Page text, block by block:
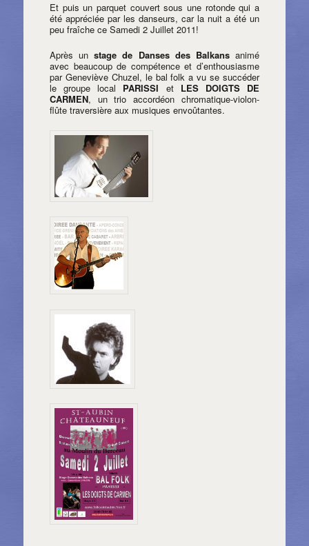
Et puis un parquet couvert sous une rotonde qui a
été appréciée par les danseurs, car la nuit a été un
peu fraîche ce Samedi 2 Juillet 2011!
Après unstage de Danses des Balkansanimé
avec beaucoup de compétence et d’enthousiasme
par Geneviève Chuzel, le bal folk a vu se succéder
le groupe local PARISSI et LES DOIGTS DE
CARMEN, un trio accordéon chromatique-violon-
flûte traversière aux musiques envoûtantes.